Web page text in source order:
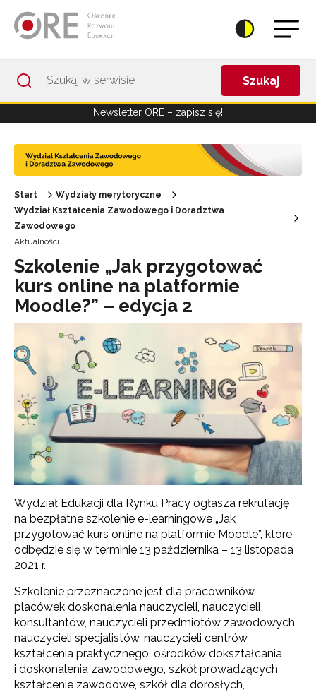
Szukaj
Newsletter ORE – zapisz się!
Start
Wydziały merytoryczne
Wydział Kształcenia Zawodowego i Doradztwa
Zawodowego
Aktualności
Szkolenie „Jak przygotować
kurs online na platformie
Moodle?” – edycja 2
Wydział Edukacji dla Rynku Pracy ogłasza rekrutację
na bezpłatne szkolenie e-learningowe „Jak
przygotować kurs online na platformie Moodle”, które
odbędzie się w terminie 13 października – 13 listopada
2021 r.
Szkolenie przeznaczone jest dla pracowników
placówek doskonalenia nauczycieli, nauczycieli
konsultantów, nauczycieli przedmiotów zawodowych,
nauczycieli specjalistów, nauczycieli centrów
kształcenia praktycznego, ośrodków dokształcania
i doskonalenia zawodowego, szkół prowadzących
kształcenie zawodowe, szkół dla dorosłych,